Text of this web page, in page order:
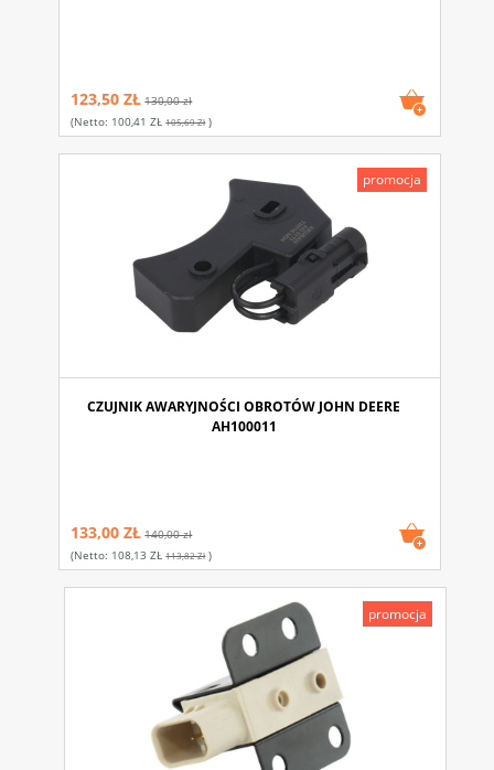
123,50 ZŁ 130,00 zł
(netto: 100,41 ZŁ 105,69 Zł)
CZUJNIK AWARYJNOŚCI OBROTÓW JOHN DEERE
AH100011
133,00 ZŁ 140,00 zł
(netto: 108,13 ZŁ 113,82 Zł)
promocja
promocja